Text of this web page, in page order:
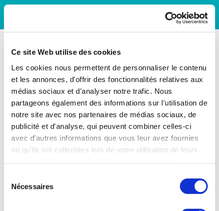
Ce site Web utilise des cookies
Les cookies nous permettent de personnaliser le contenu
et les annonces, d'offrir des fonctionnalités relatives aux
médias sociaux et d'analyser notre trafic. Nous
partageons également des informations sur l'utilisation de
notre site avec nos partenaires de médias sociaux, de
publicité et d'analyse, qui peuvent combiner celles-ci
avec d'autres informations que vous leur avez fournies
ou qu'ils ont collectées lors de votre utilisation de leurs
Nécessaires